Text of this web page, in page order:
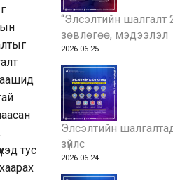
тус
“Элсэлтийн шалгалт
зөвлөгөө, мэдээлэл
2026-06-25
Элсэлтийн
зүйлс
2026-06-24